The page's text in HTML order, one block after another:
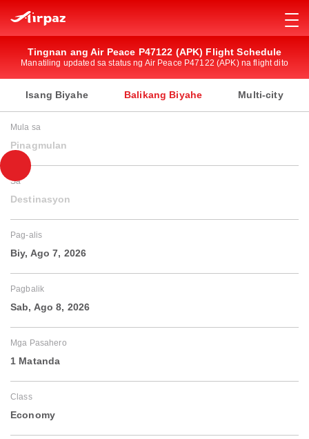
Tingnan ang Air Peace P47122 (APK) Flight Schedule
Manatiling updated sa status ng Air Peace P47122 (APK) na flight dito
Isang Biyahe Balikang Biyahe Multi-city
Mula sa
Pinagmulan
Sa
Destinasyon
Pag-alis
Biy, Ago 7, 2026
Pagbalik
Sab, Ago 8, 2026
Mga Pasahero
1 Matanda
Class
Economy